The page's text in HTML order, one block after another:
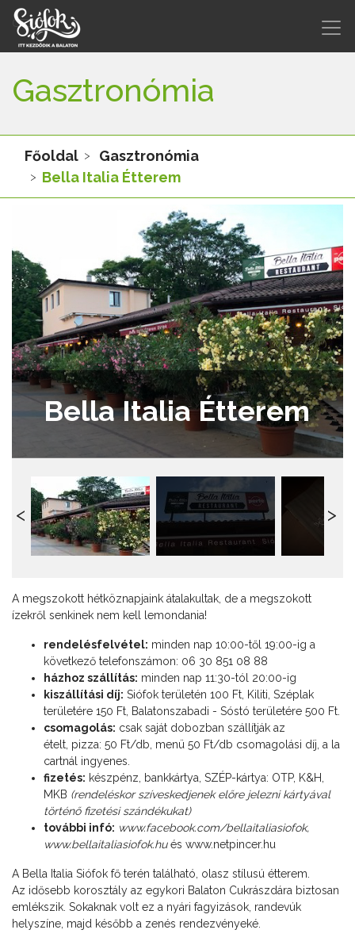
Gasztronómia
Főoldal
Gasztronómia
Bella Italia Étterem
Bella Italia Étterem
A megszokott hétköznapjaink átalakultak, de a megszokott
ízekről senkinek nem kell lemondania!
rendelésfelvétel: minden nap 10:00-től 19:00-ig a
következő telefonszámon: 06 30 851 08 88
házhoz szállítás: minden nap 11:30-tól 20:00-ig
kiszállítási díj: Siófok területén 100 Ft, Kiliti, Széplak
területére 150 Ft, Balatonszabadi - Sóstó területére 500 Ft.
csomagolás: csak saját dobozban szállítják az
ételt, pizza: 50 Ft/db, menü 50 Ft/db csomagolási díj, a la
cartnál ingyenes.
fizetés: készpénz, bankkártya, SZÉP-kártya: OTP, K&H,
MKB (rendeléskor szíveskedjenek előre jelezni kártyával
történő fizetési szándékukat)
további infó: www.facebook.com/bellaitaliasiofok,
www.bellaitaliasiofok.hués www.netpincer.hu
A Bella Italia Siófok fő terén található, olasz stílusú étterem.
Az idősebb korosztály az egykori Balaton Cukrászdára biztosan
emlékszik. Sokaknak volt ez a nyári fagyizások, randevúk
helyszíne, majd később a zenés rendezvényeké.